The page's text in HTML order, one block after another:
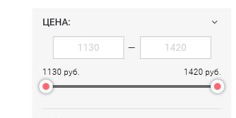
ЦЕНА:
—
1130 руб. 1420 руб.